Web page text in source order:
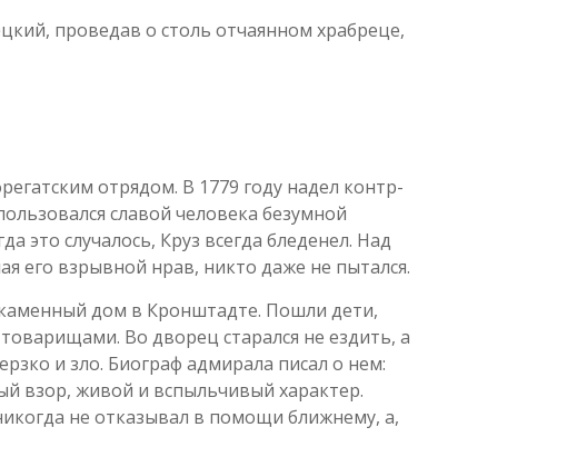
проведав о столь отчаянном храбреце,
отрядом. В 1779 году надел контр-
славой человека безумной
это случалось, Круз всегда бледенел. Над
его взрывной нрав, никто даже не пытался.
дом в Кронштадте. Пошли дети,
Во дворец старался не ездить, а
и зло. Биограф адмирала писал о нем:
взор, живой и вспыльчивый характер.
не отказывал в помощи ближнему, а,